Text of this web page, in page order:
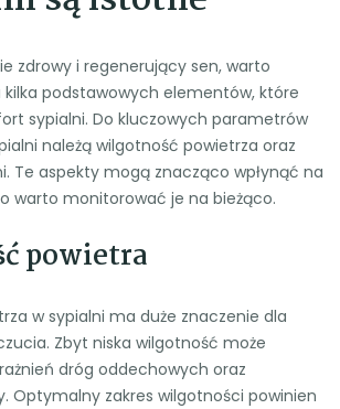
zdrowy i regenerujący sen, warto
podstawowych elementów, które
sypialni. Do kluczowych parametrów
należą wilgotność powietrza oraz
Te aspekty mogą znacząco wpłynąć na
warto monitorować je na bieżąco.
powietra
w sypialni ma duże znaczenie dla
Zbyt niska wilgotność może
dróg oddechowych oraz
Optymalny zakres wilgotności powinien